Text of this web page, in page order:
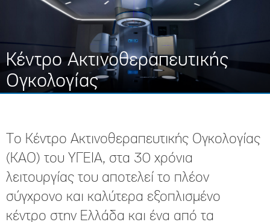
Κέντρο Ακτινοθεραπευτικής
Ογκολογίας
Το Κέντρο Ακτινοθεραπευτικής Ογκολογίας
(ΚΑΟ) του ΥΓΕΙΑ, στα 30 χρόνια
λειτουργίας του αποτελεί το πλέον
σύγχρονο και καλύτερα εξοπλισμένο
κέντρο στην Ελλάδα και ένα από τα